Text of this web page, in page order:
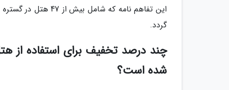
گردد.
چند درصد تخفیف برای استفاده از
شده است؟